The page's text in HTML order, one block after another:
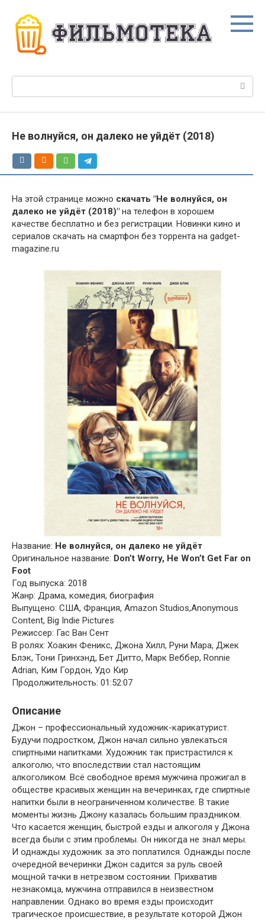
контенту
Не волнуйся, он далеко не уйдёт (2018)
На этой странице можно скачать "Не волнуйся, он
далеко не уйдёт (2018)" на телефон в хорошем
качестве бесплатно и без регистрации. Новинки кино и
сериалов скачать на смартфон без торрента на gadget-
magazine.ru
Название: Не волнуйся, он далеко не уйдёт
Оригинальное название: Don’t Worry, He Won’t Get Far on
Foot
Год выпуска: 2018
Жанр: Драма, комедия, биография
Выпущено: США, Франция, Amazon Studios,Anonymous
Content, Big Indie Pictures
Режиссер: Гас Ван Сент
В ролях: Хоакин Феникс, Джона Хилл, Руни Мара, Джек
Блэк, Тони Гринхэнд, Бет Дитто, Марк Веббер, Ronnie
Adrian, Ким Гордон, Удо Кир
Продолжительность: 01:52:07
Описание
Джон – профессиональный художник-карикатурист.
Будучи подростком, Джон начал сильно увлекаться
спиртными напитками. Художник так пристрастился к
алкоголю, что впоследствии стал настоящим
алкоголиком. Всё свободное время мужчина прожигал в
обществе красивых женщин на вечеринках, где спиртные
напитки были в неограниченном количестве. В такие
моменты жизнь Джону казалась большим праздником.
Что касается женщин, быстрой езды и алкоголя у Джона
всегда были с этим проблемы. Он никогда не знал меры.
И однажды художник за это поплатился. Однажды после
очередной вечеринки Джон садится за руль своей
мощной тачки в нетрезвом состоянии. Прихватив
незнакомца, мужчина отправился в неизвестном
направлении. Однако во время езды происходит
трагическое происшествие, в результате которой Джон